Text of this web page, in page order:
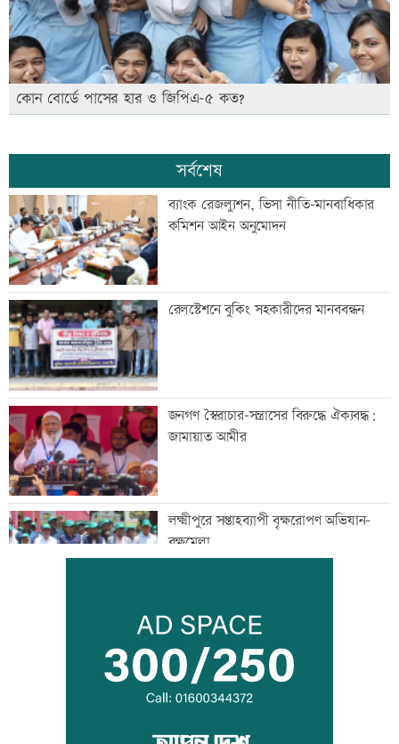
কোন বোর্ডে পাসের হার ও জিপিএ-৫ কত?
সর্বশেষ
ব্যাংক রেজল্যুশন, ভিসা নীতি-মানবাধিকার
কমিশন আইন অনুমোদন
রেলস্টেশনে বুকিং সহকারীদের মানববন্ধন
জনগণ স্বৈরাচার-সন্ত্রাসের বিরুদ্ধে ঐক্যবদ্ধ:
জামায়াত আমীর
লক্ষ্মীপুরে সপ্তাহব্যাপী বৃক্ষরোপণ অভিযান-
বৃক্ষমেলা
বিআইএ-বীমা ফোরামের সঙ্গে আইডিআরএ’র
মতবিনিময়
ঘুমন্ত ব্যক্তিকে জবাইয়ের চেষ্টা